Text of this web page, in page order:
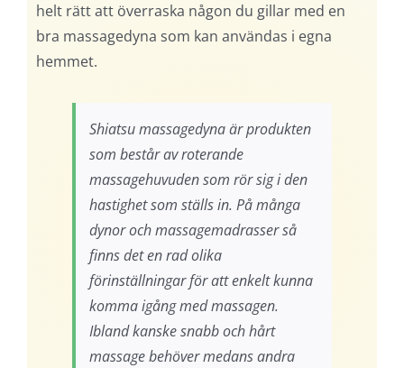
helt rätt att överraska någon du gillar med en
bra massagedyna som kan användas i egna
hemmet.
Shiatsu massagedyna är produkten
som består av roterande
massagehuvuden som rör sig i den
hastighet som ställs in. På många
dynor och massagemadrasser så
finns det en rad olika
förinställningar för att enkelt kunna
komma igång med massagen.
Ibland kanske snabb och hårt
massage behöver medans andra